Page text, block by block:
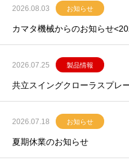
2026.08.03 お知らせ
カマタ機械からのお知らせ
2026.07.25 製品情報
共立スイングクローラスプレ
2026.07.18 お知らせ
夏期休業のお知らせ